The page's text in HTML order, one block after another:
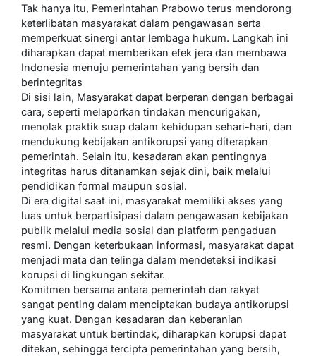
Tak hanya itu, Pemerintahan Prabowo terus mendorong
keterlibatan masyarakat dalam pengawasan serta
memperkuat sinergi antar lembaga hukum. Langkah ini
diharapkan dapat memberikan efek jera dan membawa
Indonesia menuju pemerintahan yang bersih dan
berintegritas
Di sisi lain, Masyarakat dapat berperan dengan berbagai
cara, seperti melaporkan tindakan mencurigakan,
menolak praktik suap dalam kehidupan sehari-hari, dan
mendukung kebijakan antikorupsi yang diterapkan
pemerintah. Selain itu, kesadaran akan pentingnya
integritas harus ditanamkan sejak dini, baik melalui
pendidikan formal maupun sosial.
Di era digital saat ini, masyarakat memiliki akses yang
luas untuk berpartisipasi dalam pengawasan kebijakan
publik melalui media sosial dan platform pengaduan
resmi. Dengan keterbukaan informasi, masyarakat dapat
menjadi mata dan telinga dalam mendeteksi indikasi
korupsi di lingkungan sekitar.
Komitmen bersama antara pemerintah dan rakyat
sangat penting dalam menciptakan budaya antikorupsi
yang kuat. Dengan kesadaran dan keberanian
masyarakat untuk bertindak, diharapkan korupsi dapat
ditekan, sehingga tercipta pemerintahan yang bersih,